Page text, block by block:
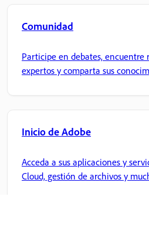
Comunidad
Participe en debates, encuentre
expertos y comparta sus
Inicio de Adobe
Acceda a sus aplicaciones y
Cloud, gestión de archivos y